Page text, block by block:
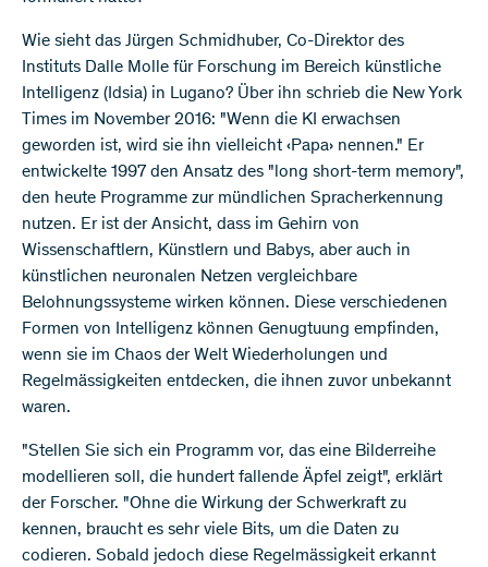
Wie sieht das Jürgen Schmidhuber, Co-Direktor des
Instituts Dalle Molle für Forschung im Bereich künstliche
Intelligenz (Idsia) in Lugano? Über ihn schrieb die New York
Times im November 2016: "Wenn die KI erwachsen
geworden ist, wird sie ihn vielleicht ‹Papa› nennen." Er
entwickelte 1997 den Ansatz des "long short-term memory",
den heute Programme zur mündlichen Spracherkennung
nutzen. Er ist der Ansicht, dass im Gehirn von
Wissenschaftlern, Künstlern und Babys, aber auch in
künstlichen neuronalen Netzen vergleichbare
Belohnungssysteme wirken können. Diese verschiedenen
Formen von Intelligenz können Genugtuung empfinden,
wenn sie im Chaos der Welt Wiederholungen und
Regelmässigkeiten entdecken, die ihnen zuvor unbekannt
waren.
"Stellen Sie sich ein Programm vor, das eine Bilderreihe
modellieren soll, die hundert fallende Äpfel zeigt", erklärt
der Forscher. "Ohne die Wirkung der Schwerkraft zu
kennen, braucht es sehr viele Bits, um die Daten zu
codieren. Sobald jedoch diese Regelmässigkeit erkannt